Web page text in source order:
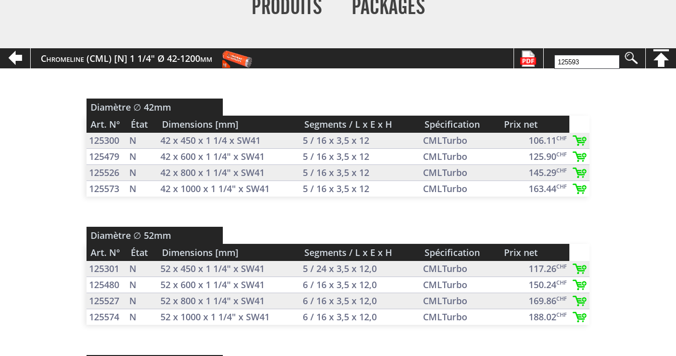
PRODUITS PACKAGES
Chromeline (CML) [N] 1 1/4" Ø 42-1200mm
Diamètre ∅ 42mm
Art. N°
État Dimensions [mm] Segments / L x E x H Spécification
Prix net
125300
N 42 x 450 x 1 1/4 x SW41 5 / 16 x 3,5 x 12 CMLTurbo 106.11 CHF
125479 N 42 x 600 x 1 1/4" x SW41 5 / 16 x 3,5 x 12 CMLTurbo 125.90CHF
125526 N 42 x 800 x 1 1/4" x SW41 5 / 16 x 3,5 x 12 CMLTurbo 145.29CHF
125573 N 42 x 1000 x 1 1/4" x SW41 5 / 16 x 3,5 x 12 CMLTurbo 163.44CHF
Diamètre ∅ 52mm
Art. N°
État Dimensions [mm] Segments / L x E x H Spécification
Prix net
125301
N 52 x 450 x 1 1/4" x SW41 5 / 24 x 3,5 x 12,0 CMLTurbo 117.26CHF
125480 N 52 x 600 x 1 1/4" x SW41 6 / 16 x 3,5 x 12,0 CMLTurbo 150.24CHF
125527 N 52 x 800 x 1 1/4" x SW41 6 / 16 x 3,5 x 12,0 CMLTurbo 169.86CHF
125574 N 52 x 1000 x 1 1/4" x SW41 6 / 16 x 3,5 x 12,0 CMLTurbo 188.02CHF